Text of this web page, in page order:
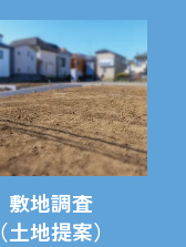
敷地調査
（土地提案）